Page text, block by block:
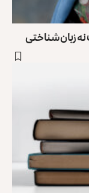
زبان‌شناختی